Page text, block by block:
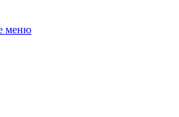
меню